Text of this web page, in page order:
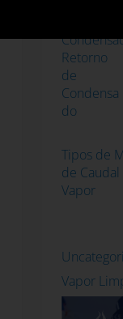
Retorno
de
Condensa
do
Tipos de
de Caudal
Vapor
Vapor